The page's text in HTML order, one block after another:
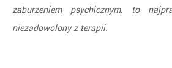
zaburzeniem psychicznym, to
niezadowolony z terapii.